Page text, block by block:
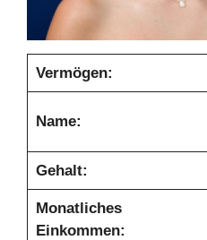
Vermögen:
Name:
Gehalt:
Monatliches
Einkommen: